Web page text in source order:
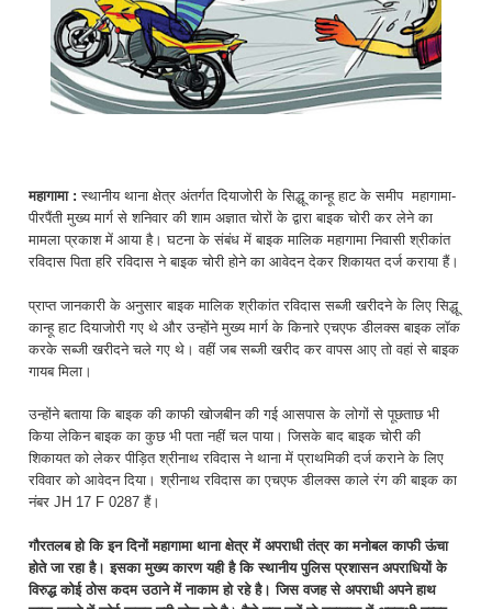
महागामा : स्थानीय थाना क्षेत्र अंतर्गत दियाजोरी के सिद्धू कान्हू हाट के समीप महागामा-
पीरपैंती मुख्य मार्ग से शनिवार की शाम अज्ञात चोरों के द्वारा बाइक चोरी कर लेने का
मामला प्रकाश में आया है। घटना के संबंध में बाइक मालिक महागामा निवासी श्रीकांत
रविदास पिता हरि रविदास ने बाइक चोरी होने का आवेदन देकर शिकायत दर्ज कराया हैं।
प्राप्त जानकारी के अनुसार बाइक मालिक श्रीकांत रविदास सब्जी खरीदने के लिए सिद्धू
कान्हू हाट दियाजोरी गए थे और उन्होंने मुख्य मार्ग के किनारे एचएफ डीलक्स बाइक लॉक
करके सब्जी खरीदने चले गए थे। वहीं जब सब्जी खरीद कर वापस आए तो वहां से बाइक
गायब मिला।
उन्होंने बताया कि बाइक की काफी खोजबीन की गई आसपास के लोगों से पूछताछ भी
किया लेकिन बाइक का कुछ भी पता नहीं चल पाया। जिसके बाद बाइक चोरी की
शिकायत को लेकर पीड़ित श्रीनाथ रविदास ने थाना में प्राथमिकी दर्ज कराने के लिए
रविवार को आवेदन दिया। श्रीनाथ रविदास का एचएफ डीलक्स काले रंग की बाइक का
नंबर JH 17 F 0287 हैं।
गौरतलब हो कि इन दिनों महागामा थाना क्षेत्र में अपराधी तंत्र का मनोबल काफी ऊंचा
होते जा रहा है। इसका मुख्य कारण यही है कि स्थानीय पुलिस प्रशासन अपराधियों के
विरुद्ध कोई ठोस कदम उठाने में नाकाम हो रहे है। जिस वजह से अपराधी अपने हाथ